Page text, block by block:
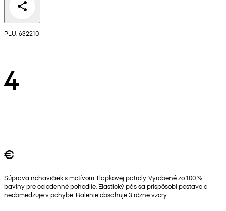
PLU: 632210
4
€
Súprava nohavičiek s motívom Tlapkovej patroly. Vyrobené zo 100 %
bavlny pre celodenné pohodlie. Elastický pás sa prispôsobí postave a
neobmedzuje v pohybe. Balenie obsahuje 3 rôzne vzory.